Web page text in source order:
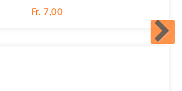
Fr. 7,00